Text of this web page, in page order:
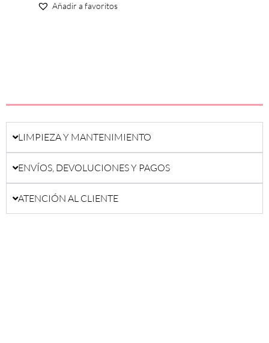
Añadir a favoritos
LIMPIEZA Y MANTENIMIENTO
ENVÍOS, DEVOLUCIONES Y PAGOS
ATENCIÓN AL CLIENTE